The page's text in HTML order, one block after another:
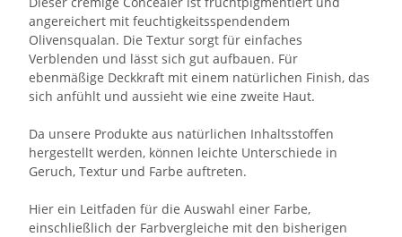
angereichert mit feuchtigkeitsspendendem
Olivensqualan. Die Textur sorgt für einfaches
Verblenden und lässt sich gut aufbauen. Für
ebenmäßige Deckkraft mit einem natürlichen Finish, das
sich anfühlt und aussieht wie eine zweite Haut.
Da unsere Produkte aus natürlichen Inhaltsstoffen
hergestellt werden, können leichte Unterschiede in
Geruch, Textur und Farbe auftreten.
Hier ein Leitfaden für die Auswahl einer Farbe,
einschließlich der Farbvergleiche mit den bisherigen